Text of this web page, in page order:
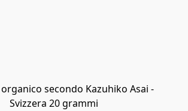
secondo Kazuhiko Asai -
Svizzera 20 grammi